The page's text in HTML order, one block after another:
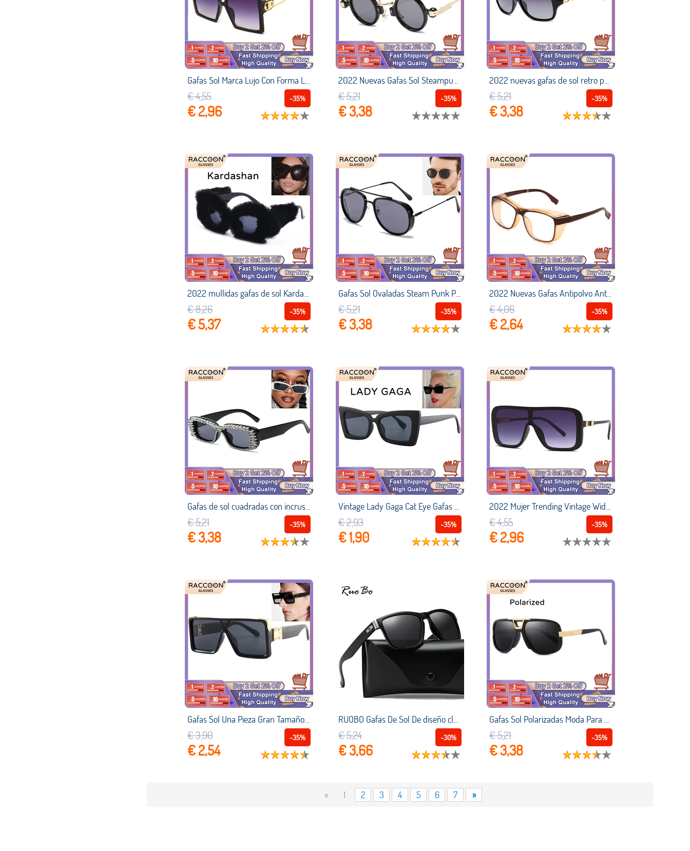
Gafas Sol Marca Lujo Con Forma Letra D Cuadrada Con Marco Metal Gran Tamaño Para Mujer Lentes Hombre Niña Vasos Venta Por Mayor Vintage Sun Glasses Sunglasses Dropshipping Wholesale
-35%
€ 4,55
€ 2,96
2022 Nuevas Gafas Sol Steampunk Vintage A Moda Con Montura Pequeña Redonda Individualidad Street Rock Hip Hop Gafas Sol Para Hombres Y Mujeres Lentes Niña Vasos Venta Por Mayor Sun Glasses Sunglasses Dropsh
-35%
€ 5,21
€ 3,38
2022 nuevas gafas de sol retro polarizadas para mujer, gafas de sol de tiro callejero para mujer, gafas de sol clásicas de todo fósforo, protección Uv400 lentes hombre niña vasos Venta al por mayor Vintage Sun Glasses
-35%
€ 5,21
€ 3,38
2022 mullidas gafas de sol Kardashan de ojo de gato para mujer, gafas de sol de terciopelo de piel suave punk, gafas de sol sexis hechas a mano a la moda para mujer, sombras Uv400 lentes hombre niña vasos Venta al por
-35%
€ 8,26
€ 5,37
Gafas Sol Ovaladas Steam Punk Para Hombre, Vintage, Retro, Clásico, Con Montura Metálica, Gafas Sol Para Mujer, Diseño Marca, Gafas Piloto, Sombras Uv400 Lentes Niña Vasos Venta Por Mayor Sun Glasses Sun
-35%
€ 5,21
€ 3,38
2022 Nuevas Gafas Antipolvo Anti polen Para Alergias, Protección Lateral, Gafas Transparentes Con Luz Azul, Protección Ocular, Gafas Ópticas Lentes Sol Mujer Hombre Niña Vasos Venta Por Mayor Vintage Sun Glasses
-35%
€ 4,06
€ 2,64
Gafas de sol cuadradas con incrustaciones de diamantes de cristal para mujer, diseño de marca de lujo, gafas de sol rectangulares Vintage, gafas brillantes con diamantes de imitación para fiestas lentes hombre niña vas
-35%
€ 5,21
€ 3,38
Vintage Lady Gaga Cat Eye Gafas de sol Moda de lujo Diseñador de la marca Leopard Cateye Gafas de sol Retro Trendy Classic Women Eyewear lentes mujer hombre niña vasos Venta al por mayor Sun Glasses Sunglasses Dropship
-35%
€ 2,93
€ 1,90
2022 Mujer Trending Vintage Wide Groovy Plástico Gafas Sol Hombres Gafas Sol Clásicas Gran Tamaño Unisex Gafas Montura Grande Sombras Lentes Niña Vasos Venta Por Mayor Sun Glasses Sunglasses Dropshipp
-35%
€ 4,55
€ 2,96
Gafas Sol Una Pieza Gran Tamaño Vintage 2022 Para Mujer, Gafas Sol Cuadradas Diseñador Marca Lujo, Gafas Retro Millonario Para Mujer, Uv400 Lentes Hombre Niña Vasos Venta Por Mayor Sun Glasses S
-35%
€ 3,90
€ 2,54
RUOBO Gafas De Sol De diseño clásico para hombre, lentes De Sol polarizadas para conducir, pescar, deporte, TR90, UV400
-30%
€ 5,24
€ 3,66
Gafas Sol Polarizadas Moda Para Hombre 2020, Gafas Sol Conducción Marca Retro, Gafas Piloto Metal Con Parte Superior Plana Alta Calidad, Sombras UV400 Lentes Mujer Niña Vasos Venta Por Mayor
-35%
€ 5,21
€ 3,38
« 1 2 3 4 5 6 7 »